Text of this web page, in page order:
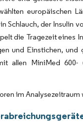
europäischen
Schlauch, der Insulin
die Tragezeit eines
und Einstichen,
allen MiniMed 600-
im Analysezeitraum